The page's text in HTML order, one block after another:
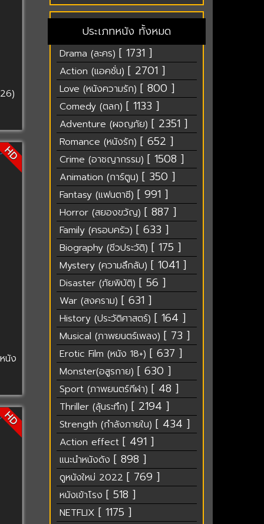
HD
นัง
HD
ประเภทหนัง ทั้งหมด
Drama (ละคร) [ 1731 ]
Action (แอคชั่น) [ 2701 ]
Love (หนังความรัก) [ 800 ]
Comedy (ตลก) [ 1133 ]
Adventure (ผจญภัย) [ 2351 ]
Romance (หนังรัก) [ 652 ]
Crime (อาชญากรรม) [ 1508 ]
Animation (การ์ตูน) [ 350 ]
Fantasy (แฟนตาซี) [ 991 ]
Horror (สยองขวัญ) [ 887 ]
Family (ครอบครัว) [ 633 ]
Biography (ชีวประวัติ) [ 175 ]
Mystery (ความลึกลับ) [ 1041 ]
Disaster (ภัยพิบัติ) [ 56 ]
War (สงคราม) [ 631 ]
History (ประวัติศาสตร์) [ 164 ]
Musical (ภาพยนตร์เพลง) [ 73 ]
Erotic Film (หนัง 18+) [ 637 ]
Monster(อสูรกาย) [ 630 ]
Sport (ภาพยนตร์กีฬา) [ 48 ]
Thriller (ลุ้นระทึก) [ 2194 ]
Strength (กำลังภายใน) [ 434 ]
Action effect [ 491 ]
แนะนำหนังดัง [ 898 ]
ดูหนังใหม่ 2022 [ 769 ]
หนังเข้าโรง [ 518 ]
NETFLIX [ 1175 ]